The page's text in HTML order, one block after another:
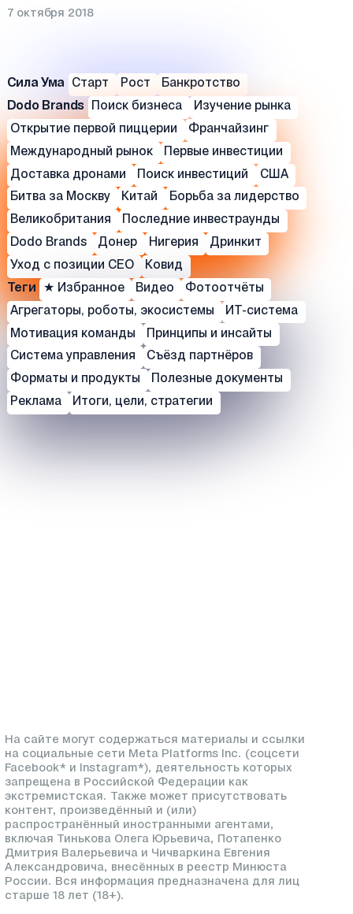
7 октября 2018
Сила Ума Старт Рост Банкротство
Dodo Brands Поиск бизнеса Изучение рынка
Открытие первой пиццерии Франчайзинг
Международный рынок Первые инвестиции
Доставка дронами Поиск инвестиций США
Битва за Москву Китай Борьба за лидерство
Великобритания Последние инвестраунды
Dodo Brands Донер Нигерия Дринкит
Уход с позиции СЕО Ковид
Теги ★ Избранное Видео Фотоотчёты
Агрегаторы, роботы, экосистемы ИТ-система
Мотивация команды Принципы и инсайты
Система управления Съёзд партнёров
Форматы и продукты Полезные документы
Реклама Итоги, цели, стратегии
На сайте могут содержаться материалы и ссылки
на социальные сети Meta Platforms Inc. (соцсети
Facebook* и Instagram*), деятельность которых
запрещена в Российской Федерации как
экстремистская. Также может присутствовать
контент, произведённый и (или)
распространённый иностранными агентами,
включая Тинькова Олега Юрьевича, Потапенко
Дмитрия Валерьевича и Чичваркина Евгения
Александровича, внесённых в реестр Минюста
России. Вся информация предназначена для лиц
старше 18 лет (18+).